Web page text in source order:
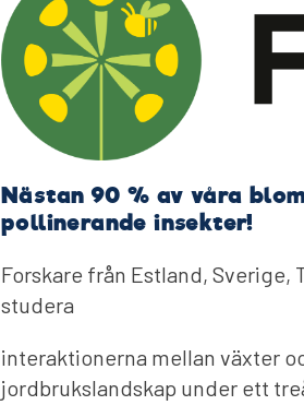
Nästan 90 % av våra
pollinerande insekter!
Forskare från Estland,
studera
interaktionerna mellan växter
jordbrukslandskap under ett